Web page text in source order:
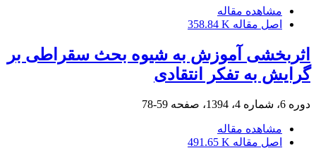
مشاهده مقاله
اصل مقاله 358.84 K
اثربخشی آموزش به شیوه بحث سقراطی بر
گرایش به تفکر انتقادی
دوره 6، شماره 4، 1394، صفحه 59-78
مشاهده مقاله
اصل مقاله 491.65 K